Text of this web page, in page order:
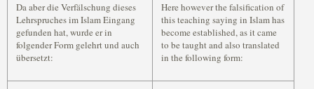
Da aber die Verfälschung dieses
Lehrspruches im Islam Eingang
gefunden hat, wurde er in
folgender Form gelehrt und auch
übersetzt:
Here however the falsification of
this teaching saying in Islam has
become established, as it came
to be taught and also translated
in the following form: